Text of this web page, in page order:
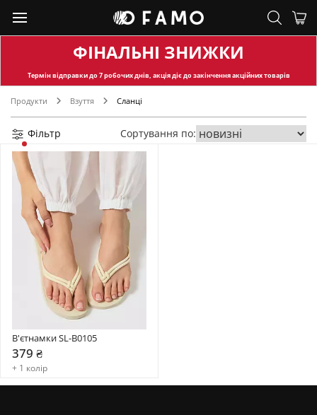
ФІНАЛЬНІ ЗНИЖКИ
Термін відправкидо 7 робочих днів, акція діє до закінчення акційних товарів
Продукти Взуття Сланці
Фільтр Сортування по:
В'єтнамки SL-B0105
379 ₴
+ 1 колір